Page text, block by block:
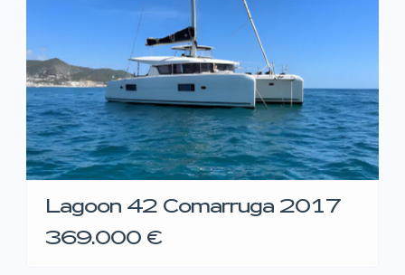
Lagoon 42 Comarruga 2017
369.000 €